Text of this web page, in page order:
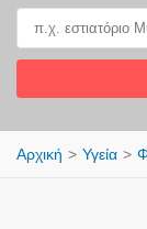
Αρχική Υγεία